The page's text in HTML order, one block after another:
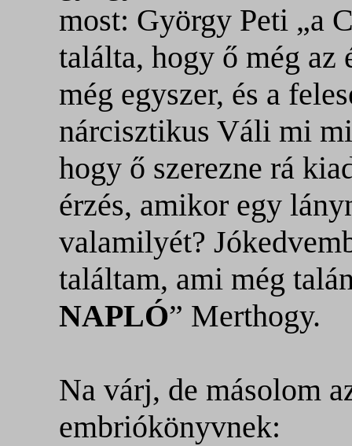
most: György Peti „a
találta, hogy ő még az
még egyszer, és a
nárcisztikus Váli mi
hogy ő szerezne rá
érzés, amikor egy
valamilyét?
találtam, ami még
NAPLÓ” Merthogy.
Na várj, de másolom
embriókönyvnek: